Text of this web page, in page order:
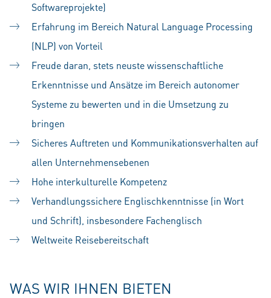
Softwareprojekte)
Erfahrung im Bereich Natural Language Processing
(NLP) von Vorteil
Freude daran, stets neuste wissenschaftliche
Erkenntnisse und Ansätze im Bereich autonomer
Systeme zu bewerten und in die Umsetzung zu
bringen
Sicheres Auftreten und Kommunikationsverhalten auf
allen Unternehmensebenen
Hohe interkulturelle Kompetenz
Verhandlungssichere Englischkenntnisse (in Wort
und Schrift), insbesondere Fachenglisch
Weltweite Reisebereitschaft
WAS WIR IHNEN BIETEN